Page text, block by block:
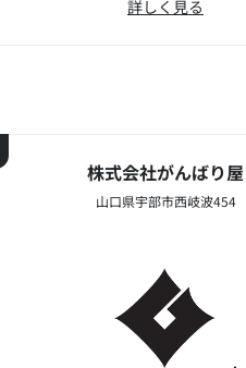
詳しく見る
株式会社がんばり屋
山口県宇部市西岐波454